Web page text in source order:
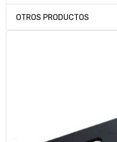
OTROS PRODUCTOS